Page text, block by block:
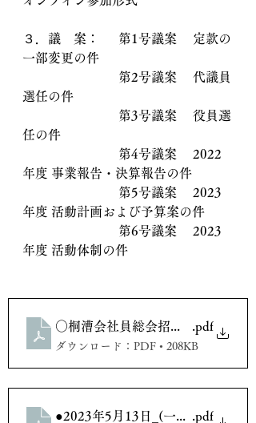
３．議　案：	第1号議案 　定款の
一部変更の件
選任の件
任の件
年度 事業報告・決算報告の件
年度 活動計画および予算案の件
年度 活動体制の件
○桐漕会社員総会招集通知（2023
.pdf
ダウンロード：PDF • 208KB
●2023年5月13日_(一社)桐漕会社
.pdf